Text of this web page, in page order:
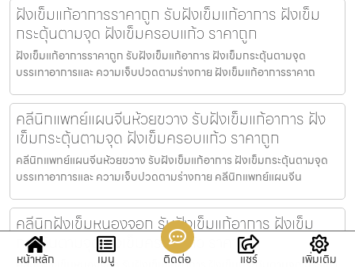
ฝังเข็มแก้อาการราคาถูก รับฝังเข็มแก้อาการ ฝังเข็ม
กระตุ้นตามจุด ฝังเข็มครอบแก้ว ราคาถูก
ฝังเข็มแก้อาการราคาถูก รับฝังเข็มแก้อาการ ฝังเข็มกระตุ้นตามจุด
บรรเทาอาการและ ความเจ็บปวดตามร่างกาย ฝังเข็มแก้อาการราคาถ
คลีนิกแพทย์แผนจีนห้วยขวาง รับฝังเข็มแก้อาการ ฝัง
เข็มกระตุ้นตามจุด ฝังเข็มครอบแก้ว ราคาถูก
คลีนิกแพทย์แผนจีนห้วยขวาง รับฝังเข็มแก้อาการ ฝังเข็มกระตุ้นตามจุด
บรรเทาอาการและ ความเจ็บปวดตามร่างกาย คลีนิกแพทย์แผนจีน
คลีนิกฝังเข็มหนองจอก รับฝังเข็มแก้อาการ ฝังเข็ม
กระตุ้นตามจุด ฝังเข็มครอบแก้ว ราคาถูก
หน้าหลัก เมนู ติดต่อ แชร์ เพิ่มเติม